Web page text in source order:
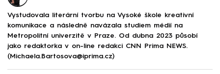
Vystudovala literární tvorbu na Vysoké škole kreativní
komunikace a následně navázala studiem médií na
Metropolitní univerzitě v Praze. Od dubna 2023 působí
jako redaktorka v on-line redakci CNN Prima NEWS.
(Michaela.Bartosova@iprima.cz)